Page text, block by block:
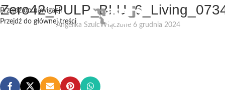
Przejdź do nawigacji
Przejdź do głównej treści
Angelika SzulcWłączone 6 grudnia 2024